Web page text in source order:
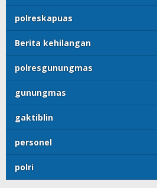
polreskapuas
Berita kehilangan
polresgunungmas
gunungmas
gaktiblin
personel
polri